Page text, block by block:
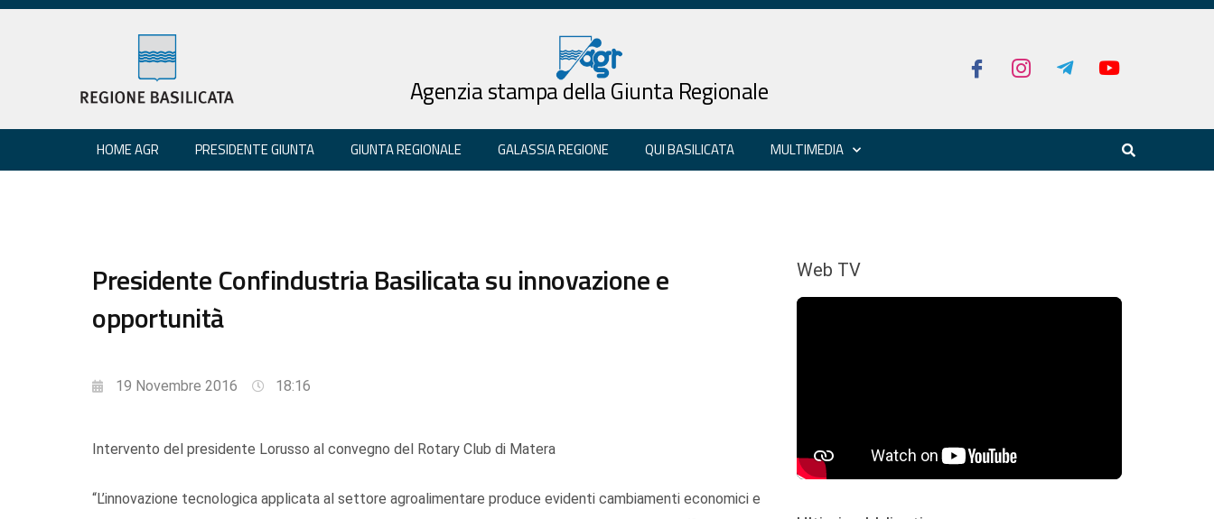
Agenzia stampa della Giunta Regionale
HOME AGR PRESIDENTE GIUNTA GIUNTA REGIONALE GALASSIA REGIONE QUI BASILICATA MULTIMEDIA
Presidente Confindustria Basilicata su innovazione e
opportunità
19 Novembre 2016 18:16
Intervento del presidente Lorusso al convegno del Rotary Club di Matera
“L’innovazione tecnologica applicata al settore agroalimentare produce evidenti cambiamenti economici e
Web TV